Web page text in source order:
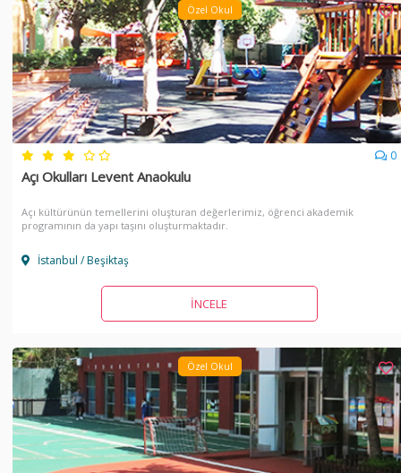
Özel Okul
0
Açı Okulları Levent Anaokulu
Açı kültürünün temellerini oluşturan değerlerimiz, öğrenci akademik
programının da yapı taşını oluşturmaktadır.
İstanbul / Beşiktaş
İNCELE
Özel Okul